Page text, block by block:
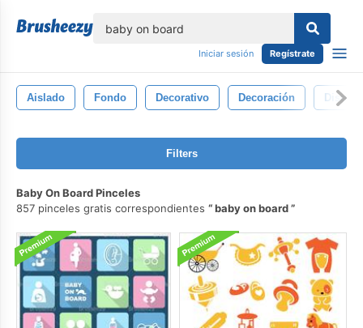
Iniciar sesión Regístrate
Aislado Fondo Decorativo Decoración Diseño
Filters
Baby On Board Pinceles
857 pinceles gratis correspondientes
baby on board